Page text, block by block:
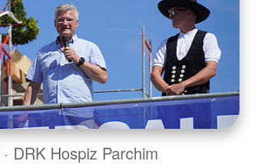
· DRK Hospiz Parchim